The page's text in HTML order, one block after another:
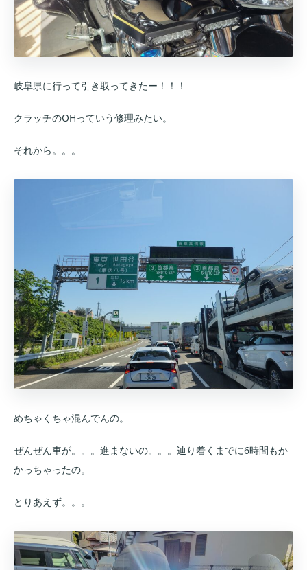
岐阜県に行って引き取ってきたー！！！
クラッチのOHっていう修理みたい。
それから。。。
めちゃくちゃ混んでんの。
ぜんぜん車が。。。進まないの。。。辿り着くまでに6時間もか
かっちゃったの。
とりあえず。。。